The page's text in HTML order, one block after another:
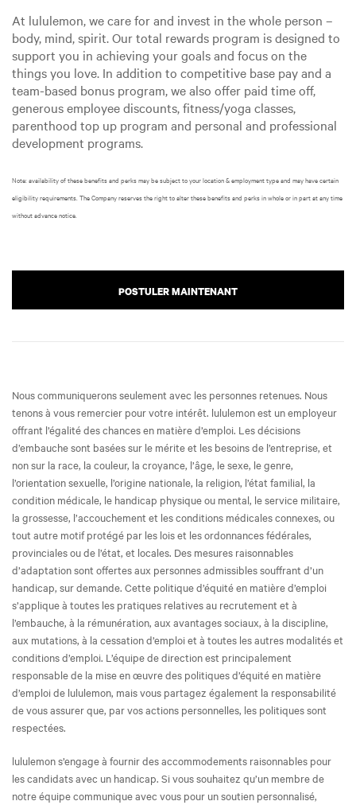
At lululemon, we care for and invest in the whole person –
body, mind, spirit. Our total rewards program is designed to
support you in achieving your goals and focus on the
things you love. In addition to competitive base pay and a
team-based bonus program, we also offer paid time off,
generous employee discounts, fitness/yoga classes,
parenthood top up program and personal and professional
development programs.
Note: availability of these benefits and perks may be subject to your location & employment type and may have certain
eligibility requirements. The Company reserves the right to alter these benefits and perks in whole or in part at any time
without advance notice.
POSTULER MAINTENANT
Nous communiquerons seulement avec les personnes retenues. Nous
tenons à vous remercier pour votre intérêt. lululemon est un employeur
offrant l’égalité des chances en matière d’emploi. Les décisions
d’embauche sont basées sur le mérite et les besoins de l’entreprise, et
non sur la race, la couleur, la croyance, l’âge, le sexe, le genre,
l’orientation sexuelle, l’origine nationale, la religion, l’état familial, la
condition médicale, le handicap physique ou mental, le service militaire,
la grossesse, l’accouchement et les conditions médicales connexes, ou
tout autre motif protégé par les lois et les ordonnances fédérales,
provinciales ou de l’état, et locales. Des mesures raisonnables
d’adaptation sont offertes aux personnes admissibles souffrant d’un
handicap, sur demande. Cette politique d’équité en matière d’emploi
s’applique à toutes les pratiques relatives au recrutement et à
l’embauche, à la rémunération, aux avantages sociaux, à la discipline,
aux mutations, à la cessation d’emploi et à toutes les autres modalités et
conditions d’emploi. L’équipe de direction est principalement
responsable de la mise en œuvre des politiques d’équité en matière
d’emploi de lululemon, mais vous partagez également la responsabilité
de vous assurer que, par vos actions personnelles, les politiques sont
respectées.
lululemon s’engage à fournir des accommodements raisonnables pour
les candidats avec un handicap. Si vous souhaitez qu’un membre de
notre équipe communique avec vous pour un soutien personnalisé,